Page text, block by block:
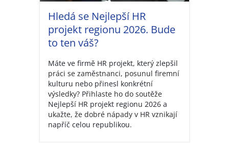
Hledá se Nejlepší HR
projekt regionu 2026. Bude
to ten váš?
Máte ve firmě HR projekt, který zlepšil
práci se zaměstnanci, posunul firemní
kulturu nebo přinesl konkrétní
výsledky? Přihlaste ho do soutěže
Nejlepší HR projekt regionu 2026 a
ukažte, že dobré nápady v HR vznikají
napříč celou republikou.